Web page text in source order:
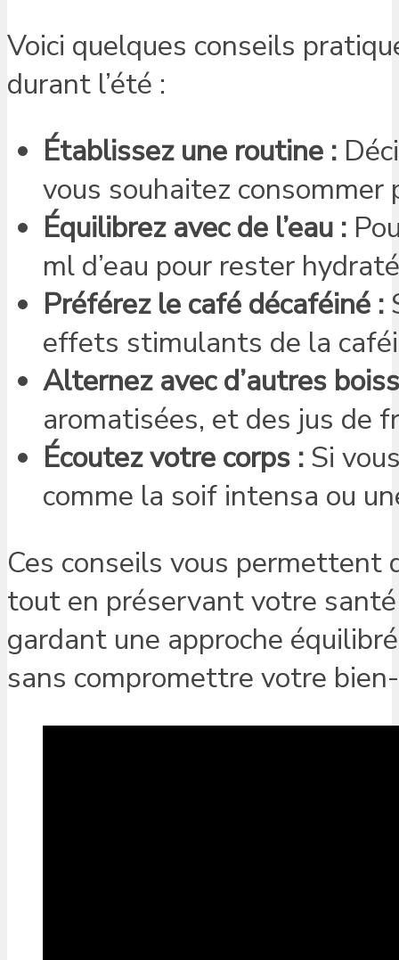
Voici quelques conseils
durant l’été :
Établissez une routine :
vous souhaitez consommer
Équilibrez avec de l’eau :
ml d’eau pour rester
Préférez le café décaféiné :
effets stimulants de la
Alternez avec d’autres
aromatisées, et des jus de
Écoutez votre corps : Si
comme la soif intensa ou
Ces conseils vous
tout en préservant votre
gardant une approche
sans compromettre votre